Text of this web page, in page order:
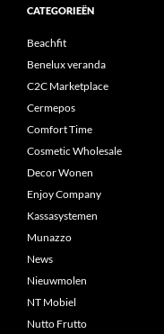
CATEGORIEËN
Beachfit
Benelux veranda
C2C Marketplace
Cermepos
Comfort Time
Cosmetic Wholesale
Decor Wonen
Enjoy Company
Kassasystemen
Munazzo
News
Nieuwmolen
NT Mobiel
Nutto Frutto